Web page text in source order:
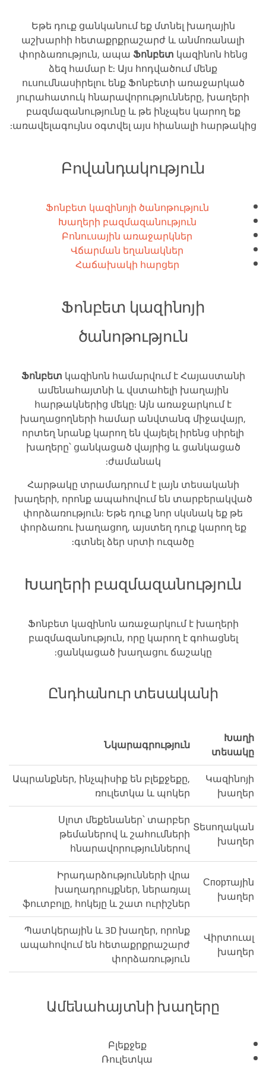
Եթե դուք ցանկանում եք մտնել խաղային
աշխարհի հետաքրքրաշարժ և անմոռանալի
փորձառություն, ապաՖոնբետ կազինոն հենց
ձեզ համար է: Այս հոդվածում մենք
ուսումնասիրելու ենք Ֆոնբետի առաջարկած
յուրահատուկ հնարավորությունները, խաղերի
բազմազանությունը և թե ինչպես կարող եք
առավելագույնս օգտվել այս հիանալի հարթակից:
Բովանդակություն
Ֆոնբետ կազինոյի ծանոթություն
Խաղերի բազմազանություն
Բոնուսային առաջարկներ
Վճարման եղանակներ
Հաճախակի հարցեր
Ֆոնբետ կազինոյի
ծանոթություն
Ֆոնբետ կազինոն համարվում է Հայաստանի
ամենահայտնի և վստահելի խաղային
հարթակներից մեկը: Այն առաջարկում է
խաղացողների համար անվտանգ միջավայր,
որտեղ նրանք կարող են վայելել իրենց սիրելի
խաղերը՝ ցանկացած վայրից և ցանկացած
ժամանակ:
Հարթակը տրամադրում է լայն տեսականի
խաղերի, որոնք ապահովում են տարբերակված
փորձառություն: Եթե դուք նոր սկսնակ եք թե
փորձառու խաղացող, այստեղ դուք կարող եք
գտնել ձեր սրտի ուզածը:
Խաղերի բազմազանություն
Ֆոնբետ կազինոն առաջարկում է խաղերի
բազմազանություն, որը կարող է գոհացնել
ցանկացած խաղացու ճաշակը:
Ընդհանուր տեսականի
Խաղի
տեսակը
Նկարագրություն
Կազինոյի
խաղեր
Ապրանքներ, ինչպիսիք են բլեքջեքը,
ռուլետկա և պոկեր
Տեսողական
խաղեր
Սլոտ մեքենաներ՝ տարբեր
թեմաներով և շահումների
հնարավորություններով
Спортային
խաղեր
Իրադարձությունների վրա
խաղադրույքներ, ներառյալ
ֆուտբոլը, հոկեյը և շատ ուրիշներ
Վիրտուալ
խաղեր
Պատկերային և 3D խաղեր, որոնք
ապահովում են հետաքրքրաշարժ
փորձառություն
Ամենահայտնի խաղերը
Բլեքջեք
Ռուլետկա